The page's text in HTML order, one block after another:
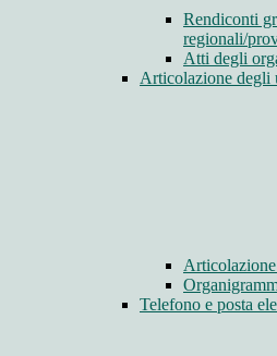
Rendiconti
regionali/
Atti degli
Articolazione degli
Telefono e posta